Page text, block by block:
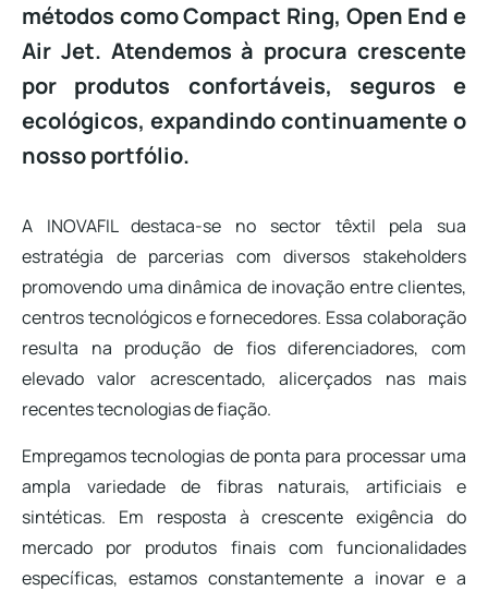
métodos como Compact Ring, Open End e
Air Jet. Atendemos à procura crescente
por produtos confortáveis, seguros e
ecológicos, expandindo continuamente o
nosso portfólio.
A INOVAFIL destaca-se no sector têxtil pela sua
estratégia de parcerias com diversos stakeholders
promovendo uma dinâmica de inovação entre clientes,
centros tecnológicos e fornecedores. Essa colaboração
resulta na produção de fios diferenciadores, com
elevado valor acrescentado, alicerçados nas mais
recentes tecnologias de fiação.
Empregamos tecnologias de ponta para processar uma
ampla variedade de fibras naturais, artificiais e
sintéticas. Em resposta à crescente exigência do
mercado por produtos finais com funcionalidades
específicas, estamos constantemente a inovar e a